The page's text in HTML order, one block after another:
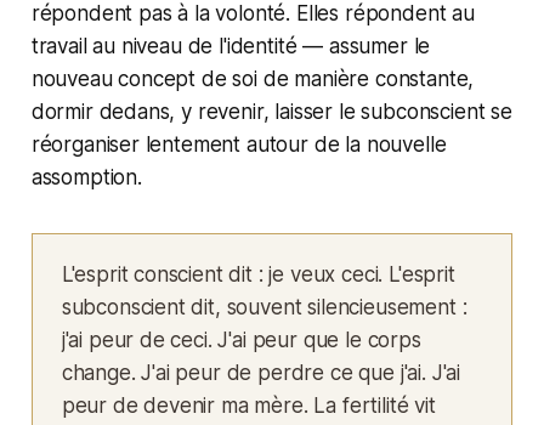
répondent pas à la volonté. Elles répondent au
travail au niveau de l'identité — assumer le
nouveau concept de soi de manière constante,
dormir dedans, y revenir, laisser le subconscient se
réorganiser lentement autour de la nouvelle
assomption.
L'esprit conscient dit : je veux ceci. L'esprit
subconscient dit, souvent silencieusement :
j'ai peur de ceci. J'ai peur que le corps
change. J'ai peur de perdre ce que j'ai. J'ai
peur de devenir ma mère. La fertilité vit